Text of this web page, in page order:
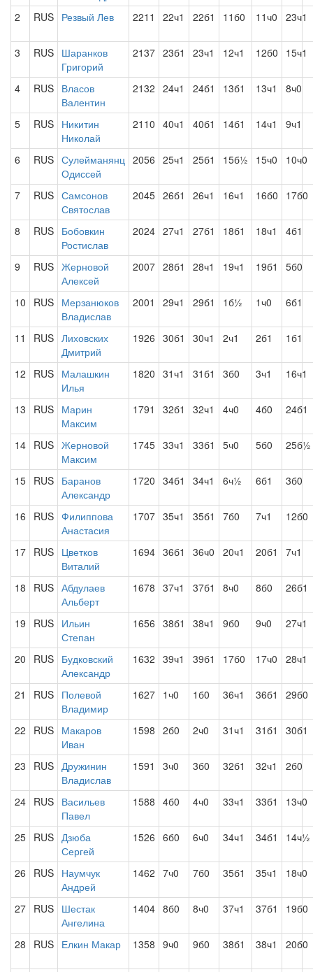
2 RUS Резвый Лев 2211 22ч1 22б1 11б0 11ч0 23ч1
3 RUS Шаранков
Григорий
2137 23б1 23ч1 12ч1 12б0 15ч1
4 RUS Власов
Валентин
2132 24ч1 24б1 13б1 13ч1 8ч0
5 RUS Никитин
Николай
2110 40ч1 40б1 14б1 14ч1 9ч1
6 RUS Сулейманянц
Одиссей
2056 25ч1 25б1 15б½ 15ч0 10ч0
7 RUS Самсонов
Святослав
2045 26б1 26ч1 16ч1 16б0 17б0
8 RUS Бобовкин
Ростислав
2024 27ч1 27б1 18б1 18ч1 4б1
9 RUS Жерновой
Алексей
2007 28б1 28ч1 19ч1 19б1 5б0
10 RUS Мерзанюков
Владислав
2001 29ч1 29б1 1б½ 1ч0 6б1
11 RUS Лиховских
Дмитрий
1926 30б1 30ч1 2ч1 2б1 1б1
12 RUS Малашкин
Илья
1820 31ч1 31б1 3б0 3ч1 16ч1
13 RUS Марин
Максим
1791 32б1 32ч1 4ч0 4б0 24б1
14 RUS Жерновой
Максим
1745 33ч1 33б1 5ч0 5б0 25б½
15 RUS Баранов
Александр
1720 34б1 34ч1 6ч½ 6б1 3б0
16 RUS Филиппова
Анастасия
1707 35ч1 35б1 7б0 7ч1 12б0
17 RUS Цветков
Виталий
1694 36б1 36ч0 20ч1 20б1 7ч1
18 RUS Абдулаев
Альберт
1678 37ч1 37б1 8ч0 8б0 26б1
19 RUS Ильин
Степан
1656 38б1 38ч1 9б0 9ч0 27ч1
20 RUS Будковский
Александр
1632 39ч1 39б1 17б0 17ч0 28ч1
21 RUS Полевой
Владимир
1627 1ч0 1б0 36ч1 36б1 29б0
22 RUS Макаров
Иван
1598 2б0 2ч0 31ч1 31б1 30б1
23 RUS Дружинин
Владислав
1591 3ч0 3б0 32б1 32ч1 2б0
24 RUS Васильев
Павел
1588 4б0 4ч0 33ч1 33б1 13ч0
25 RUS Дзюба
Сергей
1526 6б0 6ч0 34ч1 34б1 14ч½
26 RUS Наумчук
Андрей
1462 7ч0 7б0 35б1 35ч1 18ч0
27 RUS Шестак
Ангелина
1404 8б0 8ч0 37ч1 37б1 19б0
28 RUS Елкин Макар 1358 9ч0 9б0 38б1 38ч1 20б0